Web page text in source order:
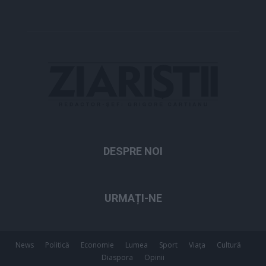
DESPRE NOI
URMAȚI-NE
News Politică Economie Lumea Sport Viața
Cultură
Diaspora
Opinii